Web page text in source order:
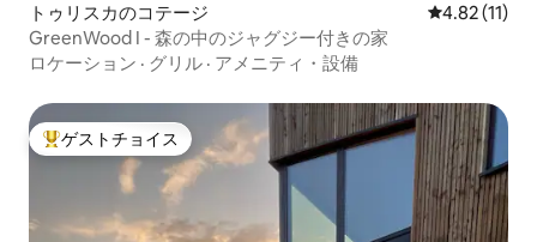
トゥリスカのコテージ レビュー11
4.82 (11)
GreenWood I - 森の中のジャグジー付きの家
ロケーション · グリル · アメニティ・設備
大好評のゲストチョイスです。
ゲストチョイス